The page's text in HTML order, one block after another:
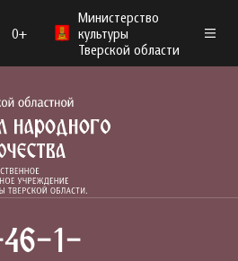
0+
Министерство
культуры
Тверской области
1-